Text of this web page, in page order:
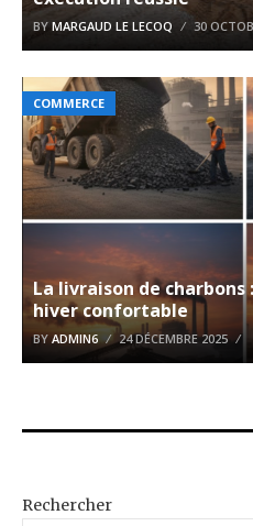
BYMARGAUD LE LECOQ 30
COMMERCE
La livraison de
hiver confortable
BYADMIN6 24 DÉCEMBRE 2025
Rechercher